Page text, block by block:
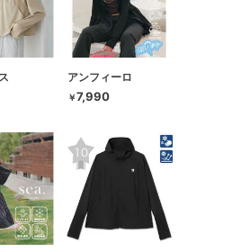
アンフィーロ
￥7,990